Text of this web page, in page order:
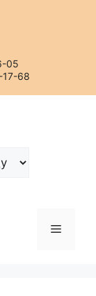
05
17-68
Меню